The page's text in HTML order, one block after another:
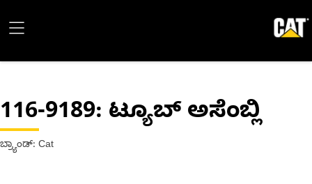
116-9189: ಟ್ಯೂಬ್ ಅಸೆಂಬ್ಲಿ
ಬ್ರ್ಯಾಂಡ್: Cat